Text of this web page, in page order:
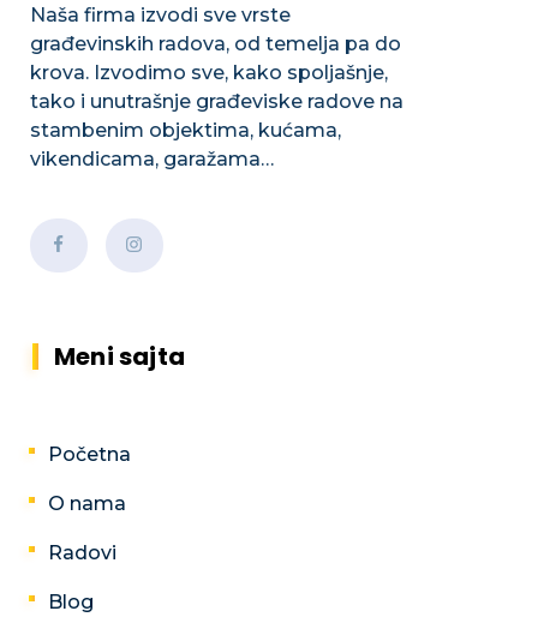
Naša firma izvodi sve vrste
građevinskih radova, od temelja pa do
krova. Izvodimo sve, kako spoljašnje,
tako i unutrašnje građeviske radove na
stambenim objektima, kućama,
vikendicama, garažama…
Meni sajta
Početna
O nama
Radovi
Blog